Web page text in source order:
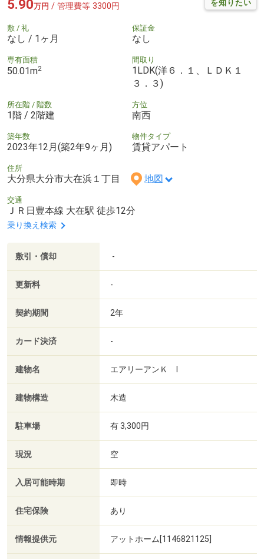
を知りたい
5.90万円 / 管理費等 3300円
敷 / 礼
なし / 1ヶ月
保証金
なし
専有面積
50.01m2
間取り
1LDK(洋６．１、ＬＤＫ１
３．３)
所在階 / 階数
1階 / 2階建
方位
南西
築年数
2023年12月(築2年9ヶ月)
物件タイプ
賃貸アパート
住所
大分県大分市大在浜１丁目 地図
交通
ＪＲ日豊本線 大在駅 徒歩12分
乗り換え検索
敷引・償却 -
更新料 -
契約期間 2年
カード決済 -
建物名 エアリーアンＫ Ⅰ
建物構造 木造
駐車場 有 3,300円
現況 空
入居可能時期 即時
住宅保険 あり
情報提供元 アットホーム[1146821125]